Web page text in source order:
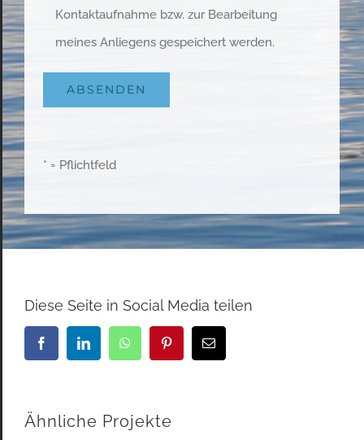
Kontaktaufnahme bzw. zur Bearbeitung
meines Anliegens gespeichert werden.
* = Pflichtfeld
Diese Seite in Social Media teilen
FacebookLinkedIn WhatsAppPinterestE-
Mail
Ähnliche Projekte